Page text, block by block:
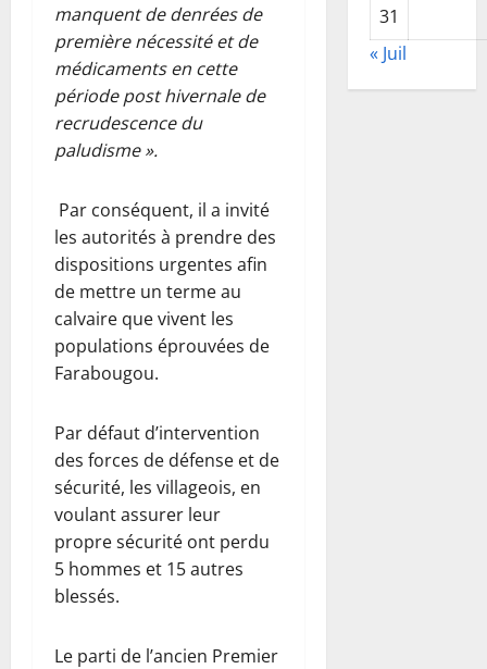
manquent de denrées de
première nécessité et de
médicaments en cette
période post hivernale de
recrudescence du
paludisme ».
Par conséquent, il a invité
les autorités à prendre des
dispositions urgentes afin
de mettre un terme au
calvaire que vivent les
populations éprouvées de
Farabougou.
Par défaut d’intervention
des forces de défense et de
sécurité, les villageois, en
voulant assurer leur
propre sécurité ont perdu
5 hommes et 15 autres
blessés.
Le parti de l’ancien Premier
31
« Juil